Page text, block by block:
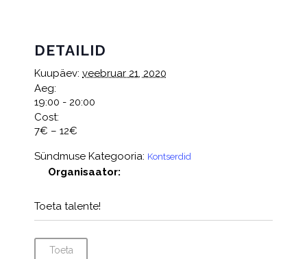
DETAILID
Kuupäev: veebruar 21, 2020
Aeg:
19:00 - 20:00
Cost:
7€ – 12€
Sündmuse Kategooria: Kontserdid
Organisaator:
Toeta talente!
Toeta